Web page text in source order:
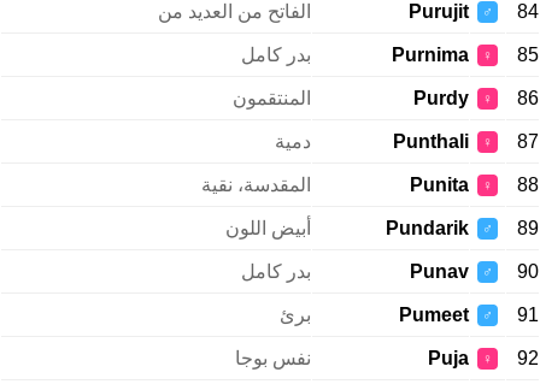
84
♂
Purujit الفاتح من العديد من
85
♀
Purnima بدر كامل
86
♀
Purdy المنتقمون
87
♀
Punthali دمية
88
♀
Punita المقدسة، نقية
89
♂
Pundarik أبيض اللون
90
♂
Punav بدر كامل
91
♂
Pumeet برئ
92
♀
Puja نفس بوجا